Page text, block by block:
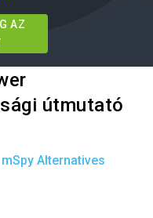
AZ
útmutató
mSpy Alternatives